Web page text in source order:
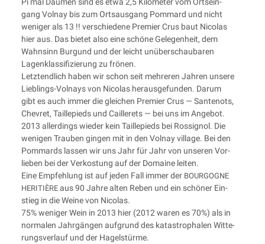
gang Vol­nay bis zum Orts­aus­gang Pom­mard und nicht
weni­ger als 13 !! ver­schie­de­ne Pre­mier Crus baut Nico­las
hier aus. Das bie­tet also eine schö­ne Gele­gen­heit, dem
Wahn­sinn Bur­gund und der leicht unüber­schau­ba­ren
Lagen­klas­si­fi­zie­rung zu frönen.
Letzt­end­lich haben wir schon seit meh­re­ren Jah­ren unse­re
Lieb­lings-Vol­nays von Nico­las her­aus­ge­fun­den. Dar­um
gibt es auch immer die glei­chen Pre­mier Crus — San­te­nots,
Che­v­ret, Tail­l­epieds und Cail­ler­ets — bei uns im Ange­bot.
2013 aller­dings wie­der kein Tail­l­epieds bei Ros­si­gnol. Die
weni­gen Trau­ben gin­gen mit in den Vol­nay vil­la­ge. Bei den
Pom­mards las­sen wir uns Jahr für Jahr von unse­ren Vor­
lie­ben bei der Ver­kos­tung auf der Domaine leiten.
Eine Emp­feh­lung ist auf jeden Fall immer der BOURGOGNE
HERITIÈREaus 90 Jah­re alten Reben und ein schö­ner Ein­
stieg in die Wei­ne von Nicolas.
75% weni­ger Wein in 2013 hier (2012 waren es 70%) als in
nor­ma­len Jahr­gän­gen auf­grund des kata­stro­pha­len Wit­te­
rungs­ver­lauf und der Hagelstürme.